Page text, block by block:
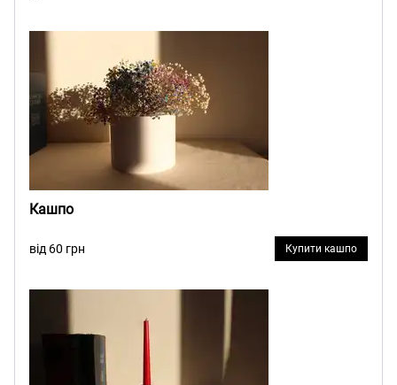
Кашпо
від 60 грн Купити кашпо